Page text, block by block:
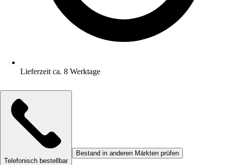
Lieferzeit ca. 8 Werktage
Telefonisch bestellbar
Bestand in anderen Märkten prüfen